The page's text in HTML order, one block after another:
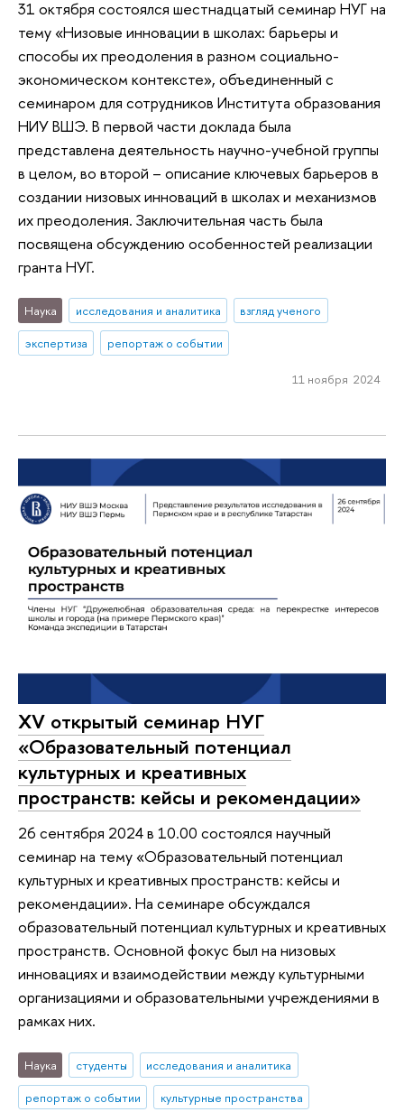
31 октября состоялся шестнадцатый семинар НУГ на
тему «Низовые инновации в школах: барьеры и
способы их преодоления в разном социально-
экономическом контексте», объединенный с
семинаром для сотрудников Института образования
НИУ ВШЭ. В первой части доклада была
представлена деятельность научно-учебной группы
в целом, во второй – описание ключевых барьеров в
создании низовых инноваций в школах и механизмов
их преодоления. Заключительная часть была
посвящена обсуждению особенностей реализации
гранта НУГ.
Наука исследования и аналитика
взгляд ученого
экспертиза
репортаж о событии
11 ноября 2024
XV открытый семинар НУГ
«Образовательный потенциал
культурных и креативных
пространств: кейсы и рекомендации»
26 сентября 2024 в 10.00 состоялся научный
семинар на тему «Образовательный потенциал
культурных и креативных пространств: кейсы и
рекомендации». На семинаре обсуждался
образовательный потенциал культурных и креативных
пространств. Основной фокус был на низовых
инновациях и взаимодействии между культурными
организациями и образовательными учреждениями в
рамках них.
Наука студенты
исследования и аналитика
репортаж о событии
культурные пространства